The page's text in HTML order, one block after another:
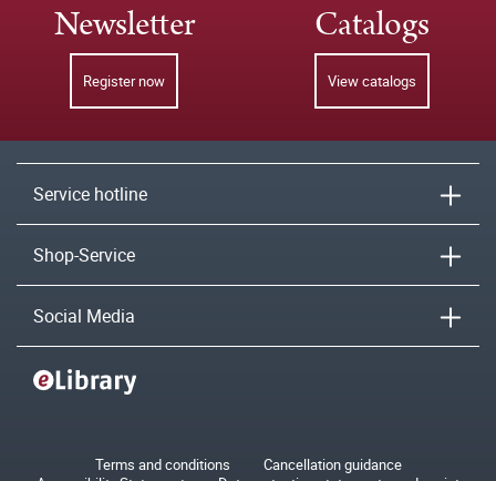
Newsletter
Register now
Catalogs
View catalogs
Service hotline
Shop-Service
Social Media
Terms and conditions
Cancellation guidance